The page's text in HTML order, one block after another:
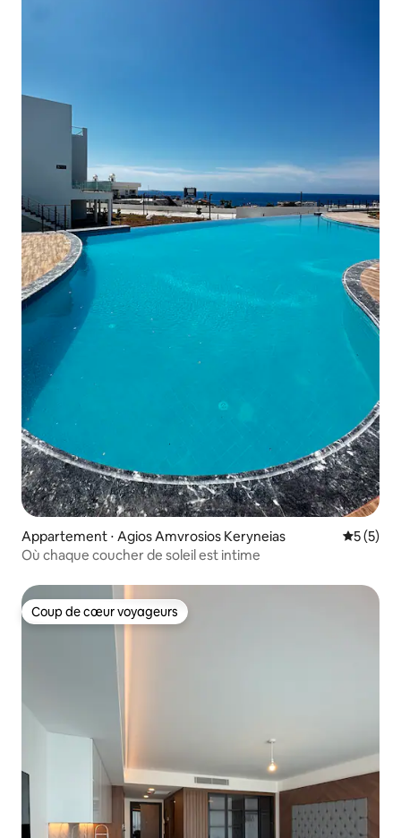
Appartement ⋅ Agios Amvrosios Keryneias
5 (5)
Où chaque coucher de soleil est intime
Coup de cœur voyageurs
Coup de cœur voyageurs